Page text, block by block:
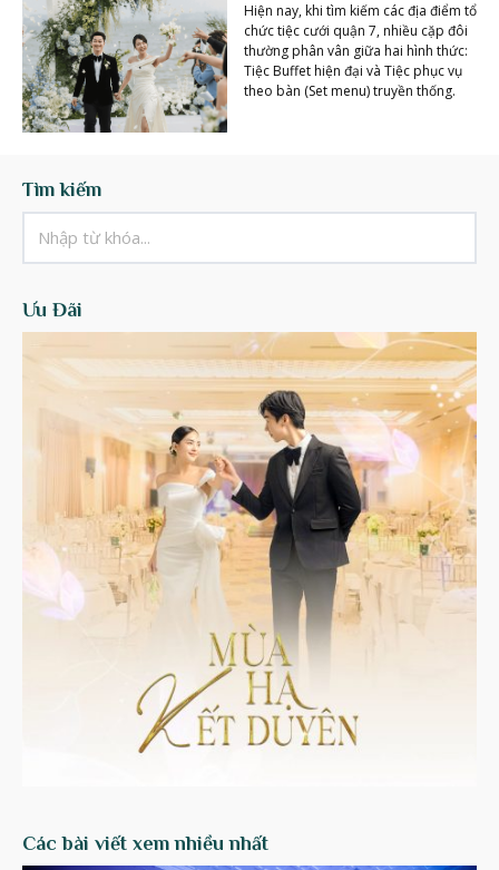
Hiện nay, khi tìm kiếm các địa điểm tổ
chức tiệc cưới quận 7, nhiều cặp đôi
thường phân vân giữa hai hình thức:
Tiệc Buffet hiện đại và Tiệc phục vụ
theo bàn (Set menu) truyền thống.
Tìm kiếm
Ưu Đãi
Các bài viết xem nhiều nhất